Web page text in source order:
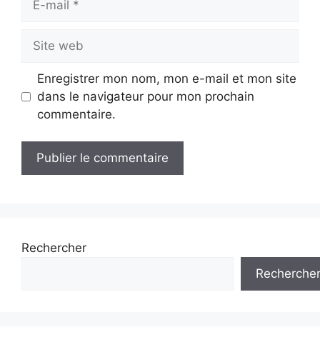
mail
web
Enregistrer mon nom, mon e-mail et mon site
dans le navigateur pour mon prochain
commentaire.
Rechercher
Rechercher